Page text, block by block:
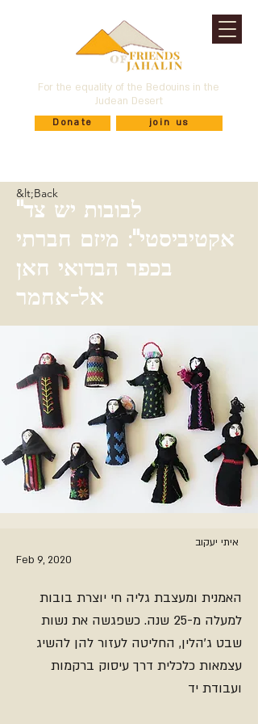
For the equality of the Bedouins in the
Judean Desert
Donate join us
&lt;Back
"לבובות יש צד
אקטיביסטי": מיזם חברתי
בכפר הבדואי חאן
אל-אחמר
איתי יעקוב
Feb 9, 2020
האמנית ומעצבת גליה חי יוצרת בובות
למעלה מ-25 שנה. כשפגשה את נשות
שבט ג'הלין, החליטה לעזור להן להשיג
עצמאות כלכלית דרך עיסוק ברקמות
ועבודת יד